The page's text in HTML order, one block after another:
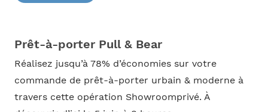
Prêt-à-porter Pull & Bear
Réalisez jusqu’à 78% d’économies sur votre
commande de prêt-à-porter urbain & moderne à
travers cette opération Showroomprivé. À